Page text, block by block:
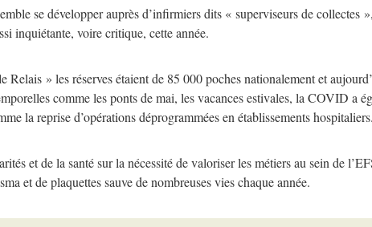
se développer auprès d’infirmiers dits « superviseurs de collectes
inquiétante, voire critique, cette année.
Relais » les réserves étaient de 85 000 poches nationalement et
comme les ponts de mai, les vacances estivales, la COVID
la reprise d’opérations déprogrammées en établissements hospitaliers.
et de la santé sur la nécessité de valoriser les métiers au sein de
et de plaquettes sauve de nombreuses vies chaque année.